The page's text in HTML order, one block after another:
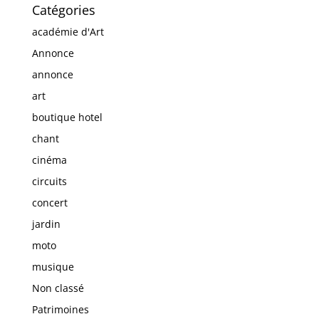
Catégories
académie d'Art
Annonce
annonce
art
boutique hotel
chant
cinéma
circuits
concert
jardin
moto
musique
Non classé
Patrimoines